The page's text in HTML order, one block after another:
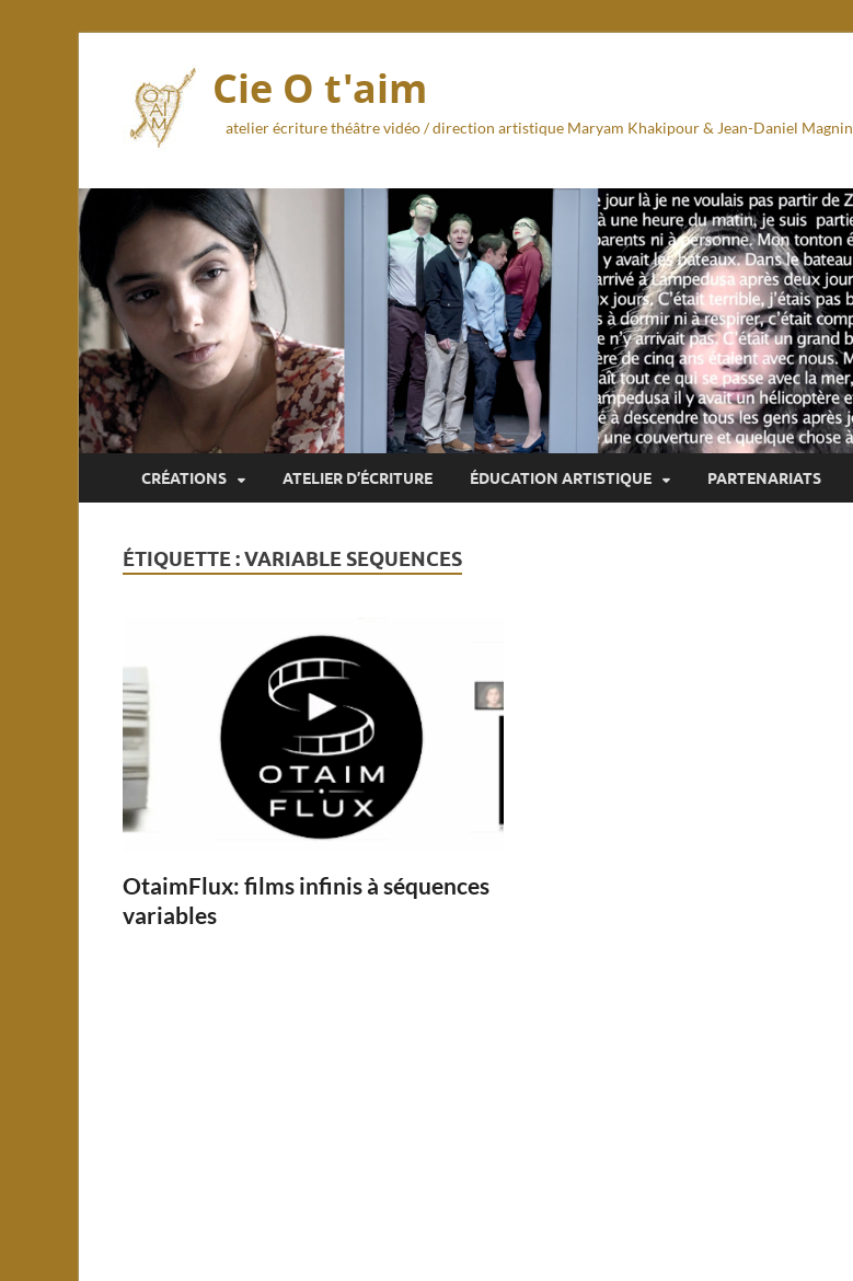
Cie O t'aim
atelier écriture théâtre vidéo / direction artistique Maryam Khakipour & Jean-Daniel Magnin
CRÉATIONS ATELIER D’ÉCRITURE ÉDUCATION ARTISTIQUE PARTENARIATS
ÉTIQUETTE :VARIABLE SEQUENCES
OtaimFlux: films infinis à séquences
variables